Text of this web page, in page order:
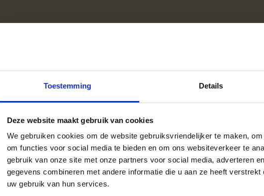
Toestemming Details
Deze website maakt gebruik van cookies
We gebruiken cookies om de website gebruiksvriendelijker te maken,
om functies voor social media te bieden en om ons websiteverkeer te
gebruik van onze site met onze partners voor social media, adverteren
gegevens combineren met andere informatie die u aan ze heeft
uw gebruik van hun services.
In de buurt
Onze locaties
Locaties - Den Haag
Word jij
collega?